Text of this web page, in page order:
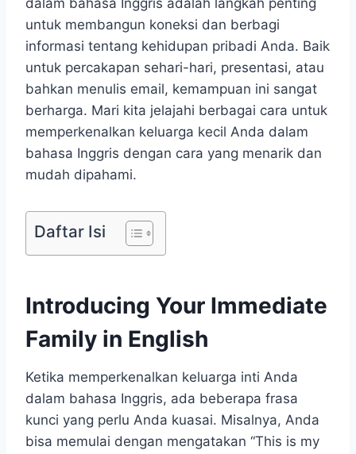
dalam bahasa Inggris adalah langkah penting
untuk membangun koneksi dan berbagi
informasi tentang kehidupan pribadi Anda. Baik
untuk percakapan sehari-hari, presentasi, atau
bahkan menulis email, kemampuan ini sangat
berharga. Mari kita jelajahi berbagai cara untuk
memperkenalkan keluarga kecil Anda dalam
bahasa Inggris dengan cara yang menarik dan
mudah dipahami.
Daftar Isi
Introducing Your Immediate
Family in English
Ketika memperkenalkan keluarga inti Anda
dalam bahasa Inggris, ada beberapa frasa
kunci yang perlu Anda kuasai. Misalnya, Anda
bisa memulai dengan mengatakan “This is my